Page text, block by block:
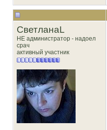
СветланаL
НЕ администратор - надоел
срач
активный участник